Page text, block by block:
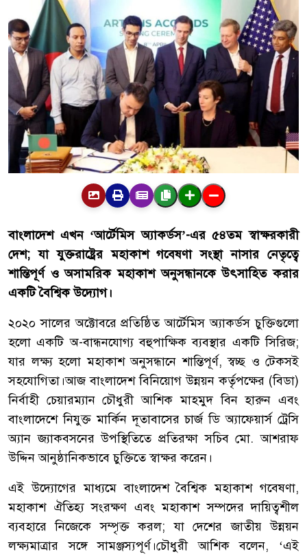
বাংলাদেশ এখন ‘আর্টেমিস অ্যাকর্ডস’-এর ৫৪তম স্বাক্ষরকারী
দেশ; যা যুক্তরাষ্ট্রের মহাকাশ গবেষণা সংস্থা নাসার নেতৃত্বে
শান্তিপূর্ণ ও অসামরিক মহাকাশ অনুসন্ধানকে উৎসাহিত করার
একটি বৈশ্বিক উদ্যোগ।
২০২০ সালের অক্টোবরে প্রতিষ্ঠিত আর্টেমিস অ্যাকর্ডস চুক্তিগুলো
হলো একটি অ-বান্ধনযোগ্য বহুপাক্ষিক ব্যবস্থার একটি সিরিজ;
যার লক্ষ্য হলো মহাকাশ অনুসন্ধানে শান্তিপূর্ণ, স্বচ্ছ ও টেকসই
সহযোগিতা।আজ বাংলাদেশ বিনিয়োগ উন্নয়ন কর্তৃপক্ষের (বিডা)
নির্বাহী চেয়ারম্যান চৌধুরী আশিক মাহমুদ বিন হারুন এবং
বাংলাদেশে নিযুক্ত মার্কিন দূতাবাসের চার্জ ডি অ্যাফেয়ার্স ট্রেসি
অ্যান জ্যাকবসনের উপস্থিতিতে প্রতিরক্ষা সচিব মো. আশরাফ
উদ্দিন আনুষ্ঠানিকভাবে চুক্তিতে স্বাক্ষর করেন।
এই উদ্যোগের মাধ্যমে বাংলাদেশ বৈশ্বিক মহাকাশ গবেষণা,
মহাকাশ ঐতিহ্য সংরক্ষণ এবং মহাকাশ সম্পদের দায়িত্বশীল
ব্যবহারে নিজেকে সম্পৃক্ত করল; যা দেশের জাতীয় উন্নয়ন
লক্ষ্যমাত্রার সঙ্গে সামঞ্জস্যপূর্ণ।চৌধুরী আশিক বলেন, ‘এই